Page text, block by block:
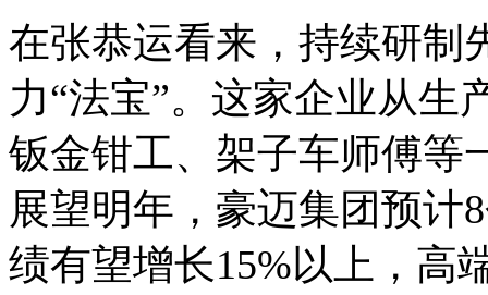
在张恭运看来，持续研制
力“法宝”。这家企业从生
钣金钳工、架子车师傅等
展望明年，豪迈集团预计
绩有望增长15%以上，高